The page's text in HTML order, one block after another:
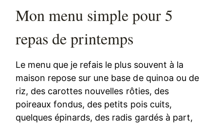
Mon menu simple pour 5
repas de printemps
Le menu que je refais le plus souvent à la
maison repose sur une base de quinoa ou de
riz, des carottes nouvelles rôties, des
poireaux fondus, des petits pois cuits,
quelques épinards, des radis gardés à part,